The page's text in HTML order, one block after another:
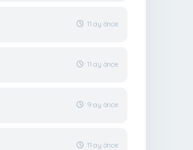
11 ay önce
11 ay önce
9 ay önce
11 ay önce